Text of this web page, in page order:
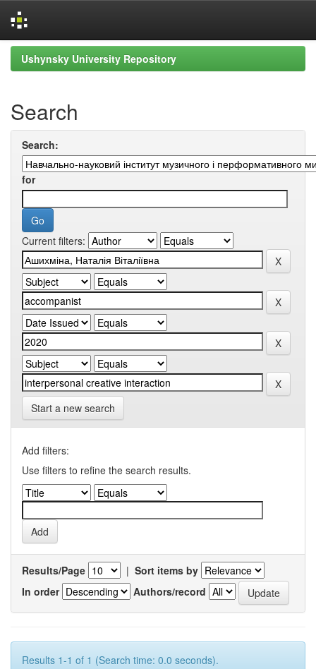
Skip
navigation
Ushynsky University Repository
Search
Search:
for
Current filters:
Start a new search
Add filters:
Use filters to refine the search results.
Results/Page | Sort items by
In order
Authors/record
Results 1-1 of 1 (Search time: 0.0 seconds).